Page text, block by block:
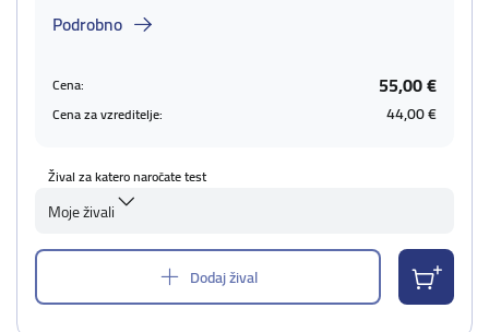
Podrobno
Cena: 55,00 €
Cena za vzreditelje: 44,00 €
Žival za katero naročate test
Moje živali
Dodaj žival